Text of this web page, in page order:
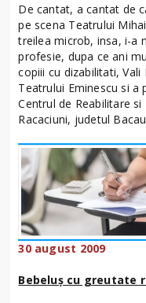
De cantat, a cantat de
pe scena Teatrului
treilea microb, insa, i-a
profesie, dupa ce ani
copiii cu dizabilitati, Vali
Teatrului Eminescu si a
Centrul de Reabilitare
Racaciuni, judetul
30 august 2009
Bebeluş cu greutate